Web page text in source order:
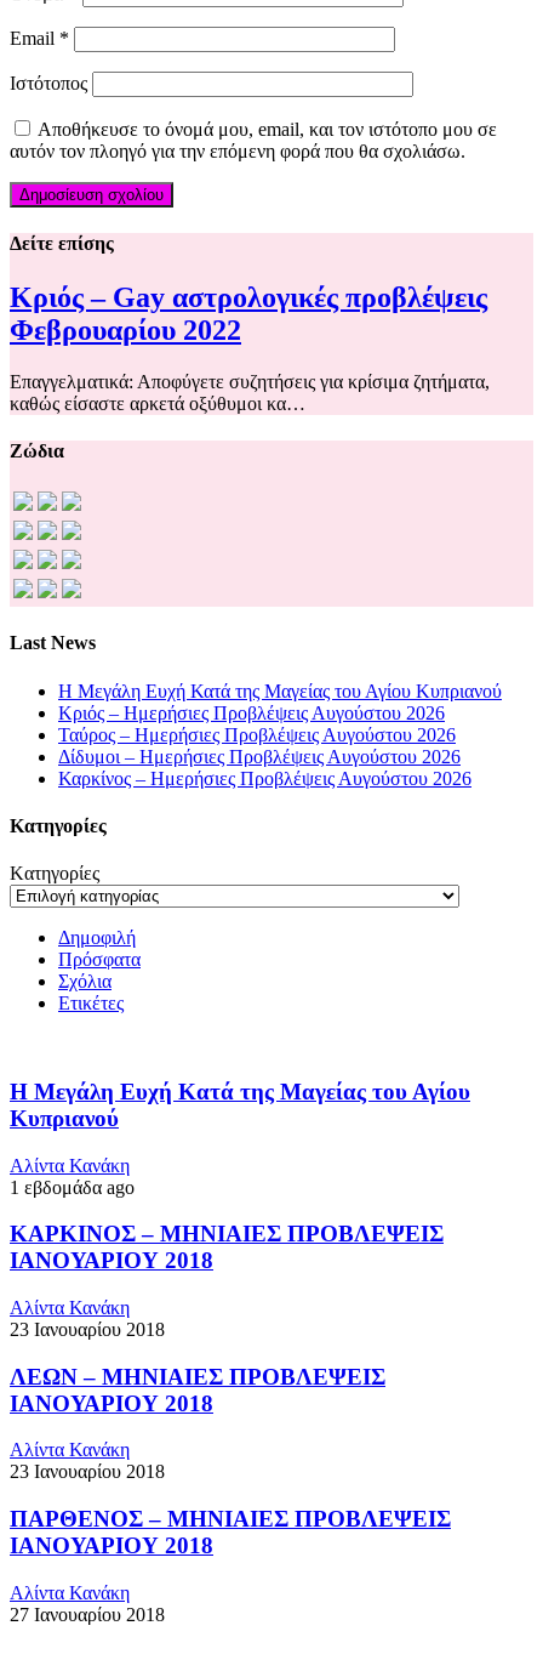
Email *
Ιστότοπος
Αποθήκευσε το όνομά μου, email, και τον ιστότοπο μου σε
αυτόν τον πλοηγό για την επόμενη φορά που θα σχολιάσω.
Δείτε επίσης
Κριός – Gay αστρολογικές προβλέψεις
Φεβρουαρίου 2022
Επαγγελματικά: Αποφύγετε συζητήσεις για κρίσιμα ζητήματα,
καθώς είσαστε αρκετά οξύθυμοι κα…
Ζώδια
Last News
Η Μεγάλη Ευχή Κατά της Μαγείας του Αγίου Κυπριανού
Κριός – Ημερήσιες Προβλέψεις Αυγούστου 2026
Ταύρος – Ημερήσιες Προβλέψεις Αυγούστου 2026
Δίδυμοι – Ημερήσιες Προβλέψεις Αυγούστου 2026
Καρκίνος – Ημερήσιες Προβλέψεις Αυγούστου 2026
Kατηγορίες
Kατηγορίες
Δημοφιλή
Πρόσφατα
Σχόλια
Ετικέτες
Η Μεγάλη Ευχή Κατά της Μαγείας του Αγίου
Κυπριανού
Αλίντα Κανάκη
1 εβδομάδα ago
ΚΑΡΚΙΝΟΣ – ΜΗΝΙΑΙΕΣ ΠΡΟΒΛΕΨΕΙΣ
ΙΑΝΟΥΑΡΙΟΥ 2018
Αλίντα Κανάκη
23 Ιανουαρίου 2018
ΛΕΩΝ – ΜΗΝΙΑΙΕΣ ΠΡΟΒΛΕΨΕΙΣ
ΙΑΝΟΥΑΡΙΟΥ 2018
Αλίντα Κανάκη
23 Ιανουαρίου 2018
ΠΑΡΘΕΝΟΣ – ΜΗΝΙΑΙΕΣ ΠΡΟΒΛΕΨΕΙΣ
ΙΑΝΟΥΑΡΙΟΥ 2018
Αλίντα Κανάκη
27 Ιανουαρίου 2018